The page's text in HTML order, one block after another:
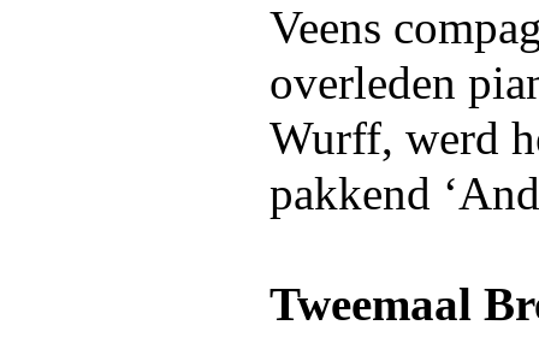
Veens
overleden
Wurff, werd
pakkend
Tweemaal